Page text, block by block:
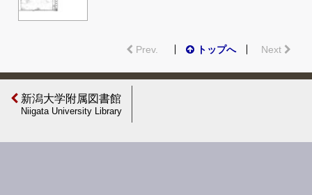
Prev. トップへ Next
新潟大学附属図書館
Niigata University Library